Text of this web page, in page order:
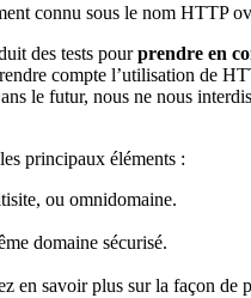
connu sous le nom HTTP
des tests pourprendre en
compte l’utilisation de
le futur, nous ne nous
principaux éléments :
ou omnidomaine.
domaine sécurisé.
en savoir plus sur la façon de